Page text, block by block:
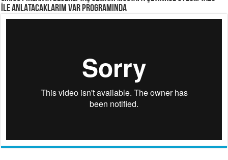
İLE ANLATACAKLARIM VAR PROGRAMINDA